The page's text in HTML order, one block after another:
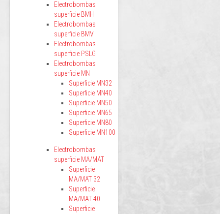
Electrobombas
superficie BMH
Electrobombas
superficie BMV
Electrobombas
superficie PSLG
Electrobombas
superficie MN
Superficie MN32
Superficie MN40
Superficie MN50
Superficie MN65
Superficie MN80
Superficie MN100
Electrobombas
superficie MA/MAT
Superficie
MA/MAT 32
Superficie
MA/MAT 40
Superficie